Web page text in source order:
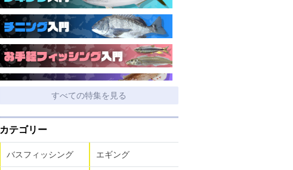
すべての特集を見る
カテゴリー
バスフィッシング エギング